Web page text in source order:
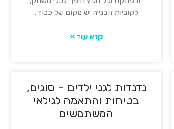
לקוביות הבנייה יש מקום של כבוד.
קרא עוד »
נדנדות לגני ילדים – סוגים,
בטיחות והתאמה לגילאי
המשתמשים